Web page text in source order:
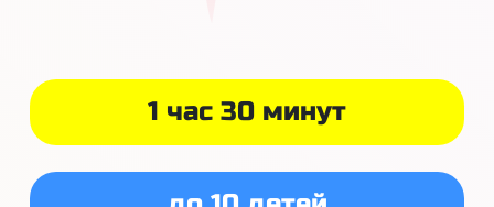
1 час 30 минут